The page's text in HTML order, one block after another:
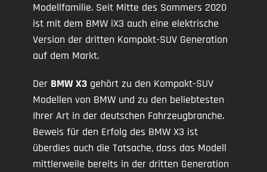
Modellfamilie. Seit Mitte des Sommers 2020
ist mit dem BMW iX3 auch eine elektrische
Version der dritten Kompakt-SUV Generation
auf dem Markt.
Der BMW X3 gehört zu den Kompakt-SUV
Modellen von BMW und zu den beliebtesten
Ihrer Art in der deutschen Fahrzeugbranche.
Beweis für den Erfolg des BMW X3 ist
überdies auch die Tatsache, dass das Modell
mittlerweile bereits in der dritten Generation